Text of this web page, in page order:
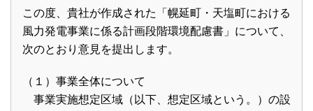
この度、貴社が作成された「幌延町・天塩町における
風力発電事業に係る計画段階環境配慮書」について、
次のとおり意見を提出します。
（１）事業全体について
事業実施想定区域（以下、想定区域という。）の設